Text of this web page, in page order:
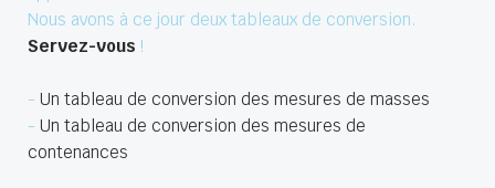
Nous avons à ce jour deux tableaux de conversion.
Servez-vous !
- Un tableau de conversion des mesures de masses
- Un tableau de conversion des mesures de
contenances